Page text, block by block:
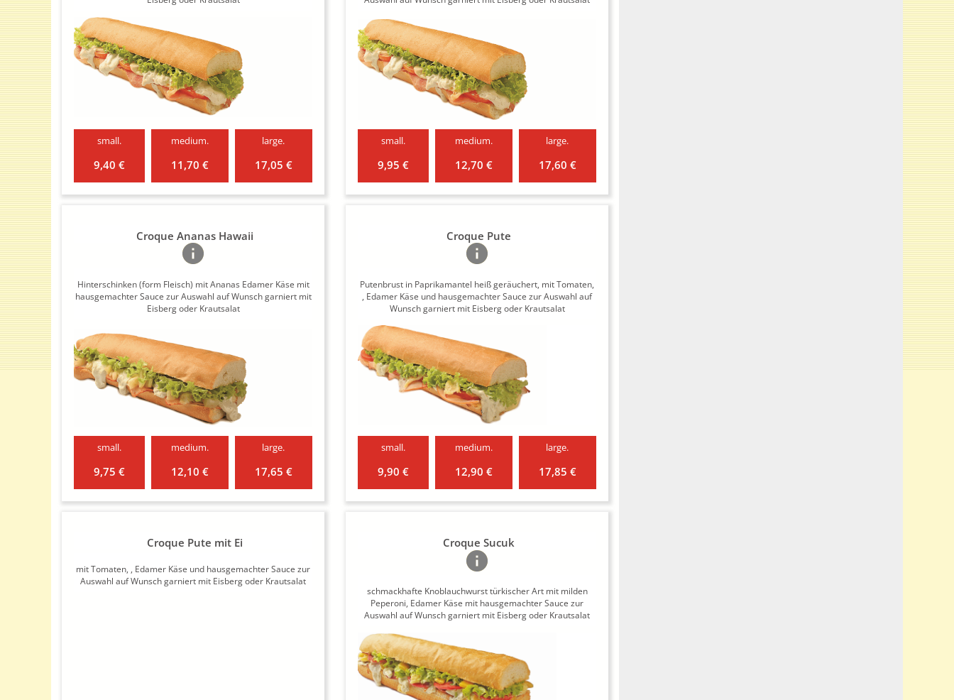
small.
9,40 €
medium.
11,70 €
large.
17,05 €
small.
9,95 €
medium.
12,70 €
large.
17,60 €
Croque Ananas Hawaii
Hinterschinken (form Fleisch) mit Ananas Edamer Käse mit
hausgemachter Sauce zur Auswahl auf Wunsch garniert mit
Eisberg oder Krautsalat
small.
9,75 €
medium.
12,10 €
large.
17,65 €
Croque Pute
Putenbrust in Paprikamantel heiß geräuchert, mit Tomaten,
, Edamer Käse und hausgemachter Sauce zur Auswahl auf
Wunsch garniert mit Eisberg oder Krautsalat
small.
9,90 €
medium.
12,90 €
large.
17,85 €
Croque Pute mit Ei
mit Tomaten, , Edamer Käse und hausgemachter Sauce zur
Auswahl auf Wunsch garniert mit Eisberg oder Krautsalat
Croque Sucuk
schmackhafte Knoblauchwurst türkischer Art mit milden
Peperoni, Edamer Käse mit hausgemachter Sauce zur
Auswahl auf Wunsch garniert mit Eisberg oder Krautsalat